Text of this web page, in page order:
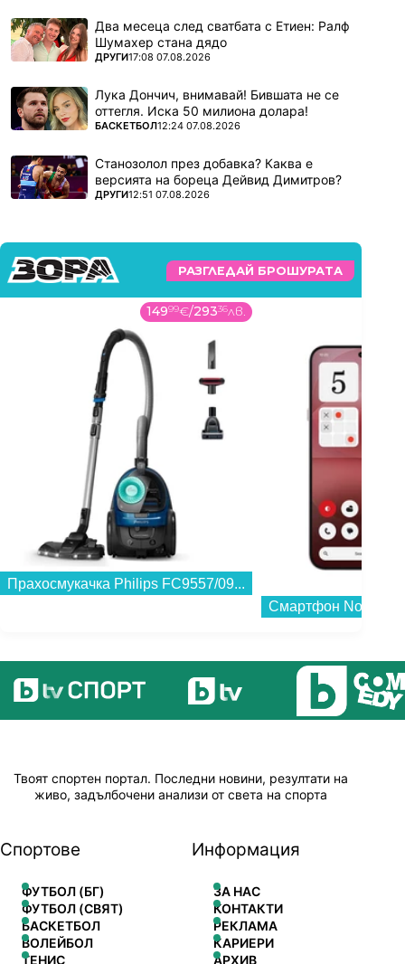
Два месеца след сватбата с Етиен: Ралф
Шумахер стана дядо
ПОВЕЧЕ ОТ
ДРУГИ17:08 07.08.2026
Лука Дончич, внимавай! Бившата не се
оттегля. Иска 50 милиона долара!
ПОВЕЧЕ ОТ
БАСКЕТБОЛ12:24 07.08.2026
Станозолол през добавка? Каква е
версията на бореца Дейвид Димитров?
ПОВЕЧЕ ОТ
ДРУГИ12:51 07.08.2026
РАЗГЛЕДАЙ БРОШУРАТА
64899€/126932лв.
Твоят спортен портал. Последни новини, резултати на
живо, задълбочени анализи от света на спорта
Спортове
ФУТБОЛ (БГ)
ФУТБОЛ (СВЯТ)
БАСКЕТБОЛ
ВОЛЕЙБОЛ
ТЕНИС
Информация
ЗА НАС
КОНТАКТИ
РЕКЛАМА
КАРИЕРИ
АРХИВ